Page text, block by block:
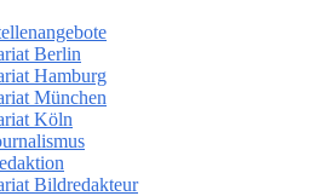
Berlin
Hamburg
München
Köln
Bildredakteur